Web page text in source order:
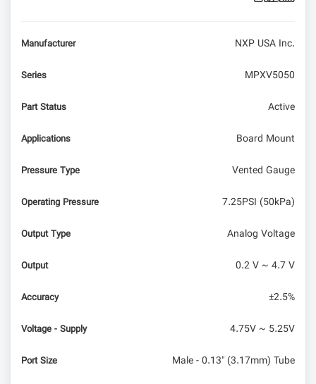
Manufacturer NXP USA Inc.
Series MPXV5050
Part Status Active
Applications Board Mount
Pressure Type Vented Gauge
Operating Pressure 7.25PSI (50kPa)
Output Type Analog Voltage
Output 0.2 V ~ 4.7 V
Accuracy ±2.5%
Voltage - Supply 4.75V ~ 5.25V
Port Size Male - 0.13" (3.17mm) Tube